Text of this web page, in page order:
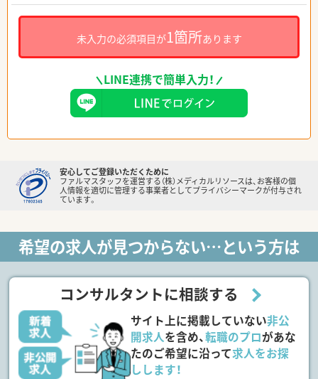
未入力の必須項目が1箇所あります
LINE連携で簡単入力！
安心してご登録いただくために
ファルマスタッフを運営する（株）メディカルリソースは、お客様の個
人情報を適切に管理する事業者としてプライバシーマークが付与され
ています。
希望の求人が見つからない…という方は
コンサルタントに相談する
サイト上に掲載していない非公
開求人を含め、転職のプロがあな
たのご希望に沿って求人をお探
しします！